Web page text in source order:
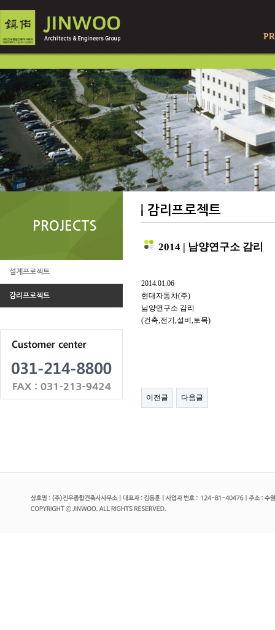
PROJECTS
설계프로젝트
감리프로젝트
감리프로젝트
2014 | 남양연구소 감리
2014.01.06
현대자동차(주)
남양연구소 감리
(건축,전기,설비,토목)
이전글 다음글